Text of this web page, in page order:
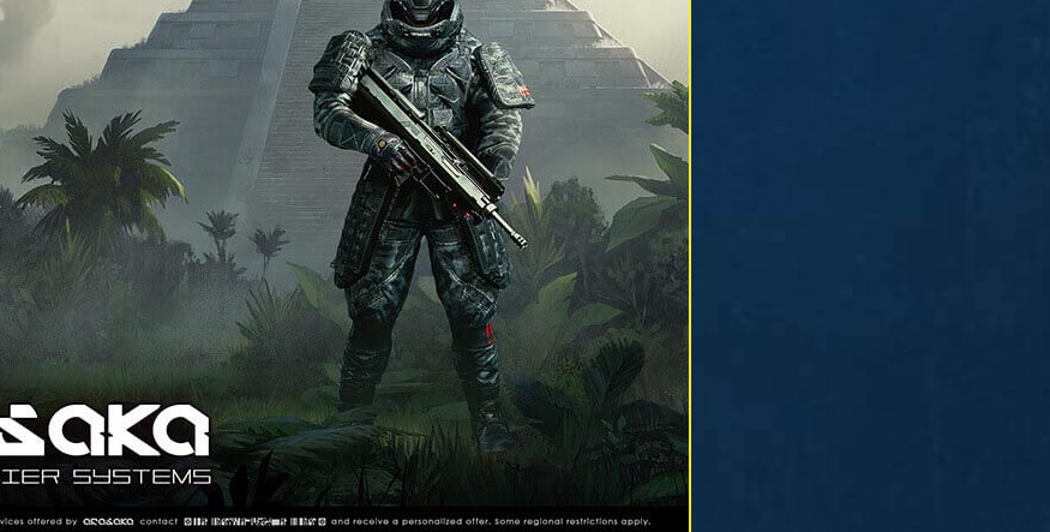
Night City Area Rapid
der schlaue Weg, sich
die Stadt zu bewegen.
nutzen ihn täglich, da
und oft bequemste Art
an sein Ziel zu gelangen.
bietet mehrere
die zusammen ein
das sich über die
Stadt erstreckt und euch
von A nach B bringt,
ihr in Ruhe BlastDance hört.
TAXIS
Wir empfehlen wärmstens den
Delamain-Transportservice. Diese
robusten, KI-gesteuerten Wagen
bringen euch erstaunlich günstig und
vor allem sicher an jedes Ziel.